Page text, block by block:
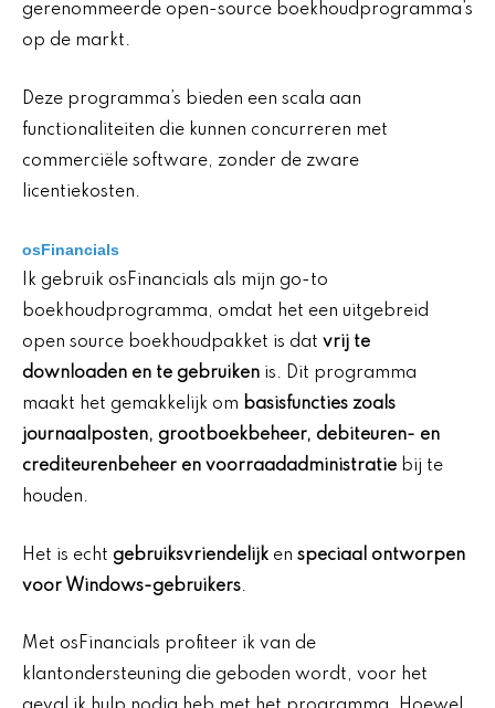
gerenommeerde open-source boekhoudprogramma’s
op de markt.
Deze programma’s bieden een scala aan
functionaliteiten die kunnen concurreren met
commerciële software, zonder de zware
licentiekosten.
osFinancials
Ik gebruik osFinancials als mijn go-to
boekhoudprogramma, omdat het een uitgebreid
open source boekhoudpakket is dat vrij te
downloaden en te gebruiken is. Dit programma
maakt het gemakkelijk om basisfuncties zoals
journaalposten, grootboekbeheer, debiteuren- en
crediteurenbeheer en voorraadadministratie bij te
houden.
Het is echt gebruiksvriendelijk en speciaal ontworpen
voor Windows-gebruikers.
Met osFinancials profiteer ik van de
klantondersteuning die geboden wordt, voor het